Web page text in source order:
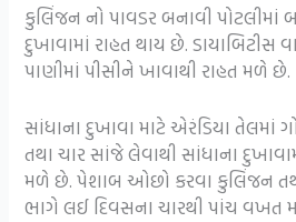
કુલિંજન નો પાવડર બનાવી પોટલીમાં
દુખાવામાં રાહત થાય છે. ડાયાબિટીસ
પાણીમાં પીસીને ખાવાથી રાહત મળે છે.
સાંધાના દુખાવા માટે એરંડિયા તેલમાં
તથા ચાર સાંજે લેવાથી સાંધાના
મળે છે. પેશાબ ઓછો કરવા કુલિંજન
ભાગે લઈ દિવસના ચારથી પાંચ વખત